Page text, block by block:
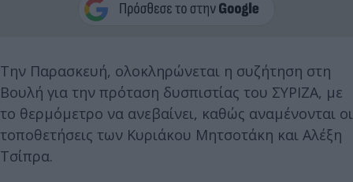
Την Παρασκευή, ολοκληρώνεται η συζήτηση στη
Βουλή για την πρόταση δυσπιστίας του ΣΥΡΙΖΑ, με
το θερμόμετρο να ανεβαίνει, καθώς αναμένονται οι
τοποθετήσεις των Κυριάκου Μητσοτάκη και Αλέξη
Τσίπρα.